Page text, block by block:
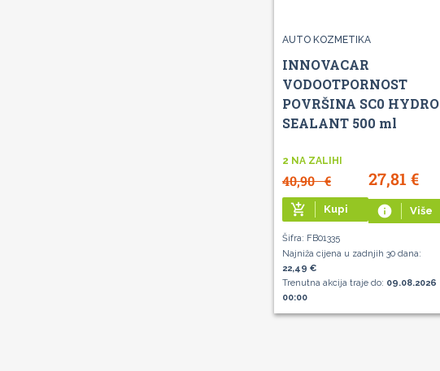
AUTO KOZMETIKA
INNOVACAR
VODOOTPORNOST
POVRŠINA SC0 HYDRO
SEALANT 500 ml
2 NA ZALIHI
40,90€ 27,81€
add_shopping_cart Kupi info Više
Šifra: FB01335
Najniža cijena u zadnjih 30 dana:
22,49 €
Trenutna akcija traje do: 09.08.2026
00:00